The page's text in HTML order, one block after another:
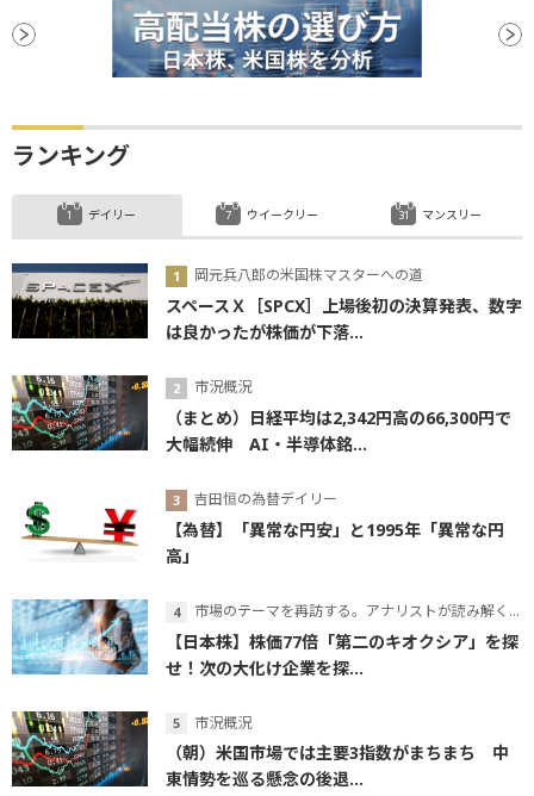
ランキング
デイリー
岡元兵八郎の米国株マスターへの道
スペースＸ［SPCX］上場後初の決算発表、数字
は良かったが株価が下落...
市況概況
（まとめ）日経平均は2,342円高の66,300円で
大幅続伸 AI・半導体銘...
吉田恒の為替デイリー
【為替】「異常な円安」と1995年「異常な円
高」
市場のテーマを再訪する。アナリストが読み解くテーマの本質
【日本株】株価77倍「第二のキオクシア」を探
せ！次の大化け企業を探...
市況概況
（朝）米国市場では主要3指数がまちまち 中
東情勢を巡る懸念の後退...
ウイークリー マンスリー